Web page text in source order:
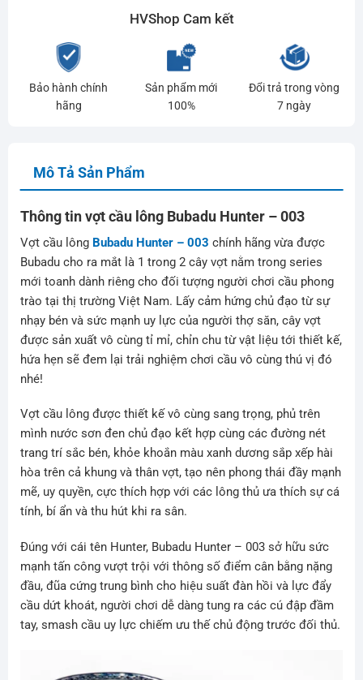
HVShop Cam kết
Bảo hành chính
hãng
Sản phẩm mới
100%
Đổi trả trong vòng
7 ngày
Mô Tả Sản Phẩm
Thông tin vợt cầu lông Bubadu Hunter – 003
Vợt cầu lông Bubadu Hunter – 003 chính hãng vừa được
Bubadu cho ra mắt là 1 trong 2 cây vợt nằm trong series
mới toanh dành riêng cho đối tượng người chơi cầu phong
trào tại thị trường Việt Nam. Lấy cảm hứng chủ đạo từ sự
nhạy bén và sức mạnh uy lực của người thợ săn, cây vợt
được sản xuất vô cùng tỉ mỉ, chỉn chu từ vật liệu tới thiết kế,
hứa hẹn sẽ đem lại trải nghiệm chơi cầu vô cùng thú vị đó
nhé!
Vợt cầu lông được thiết kế vô cùng sang trọng, phủ trên
mình nước sơn đen chủ đạo kết hợp cùng các đường nét
trang trí sắc bén, khỏe khoắn màu xanh dương sắp xếp hài
hòa trên cả khung và thân vợt, tạo nên phong thái đầy mạnh
mẽ, uy quyền, cực thích hợp với các lông thủ ưa thích sự cá
tính, bí ẩn và thu hút khi ra sân.
Đúng với cái tên Hunter, Bubadu Hunter – 003 sở hữu sức
mạnh tấn công vượt trội với thông số điểm cân bằng nặng
đầu, đũa cứng trung bình cho hiệu suất đàn hồi và lực đẩy
cầu dứt khoát, người chơi dễ dàng tung ra các cú đập đầm
tay, smash cầu uy lực chiếm ưu thế chủ động trước đối thủ.